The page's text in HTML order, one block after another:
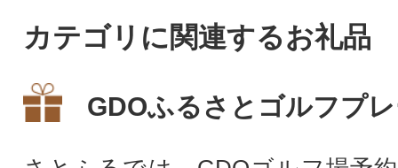
カテゴリに関連するお礼品
GDOふるさとゴルフプ